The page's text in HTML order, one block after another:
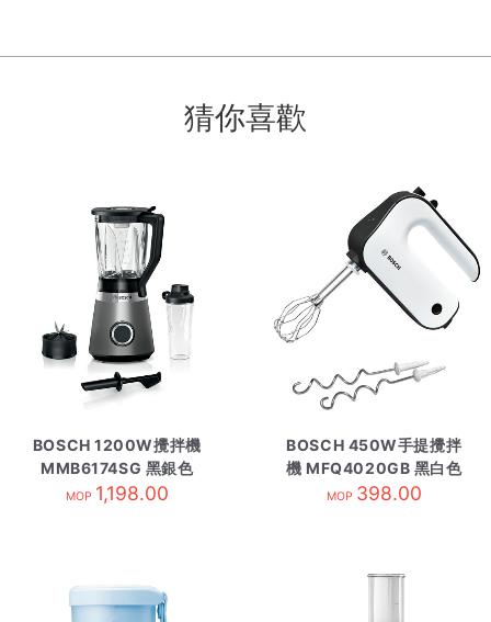
猜你喜歡
BOSCH 1200W攪拌機
MMB6174SG 黑銀色
MOP 1,198.00
BOSCH 450W手提攪拌
機 MFQ4020GB 黑白色
MOP 398.00